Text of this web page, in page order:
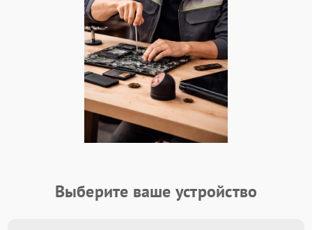
Выберите ваше устройство